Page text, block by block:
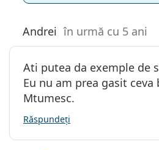
Andrei în urmă cu 5 ani
Ati putea da exemple de
Eu nu am prea gasit ceva
Mtumesc.
Răspundeți